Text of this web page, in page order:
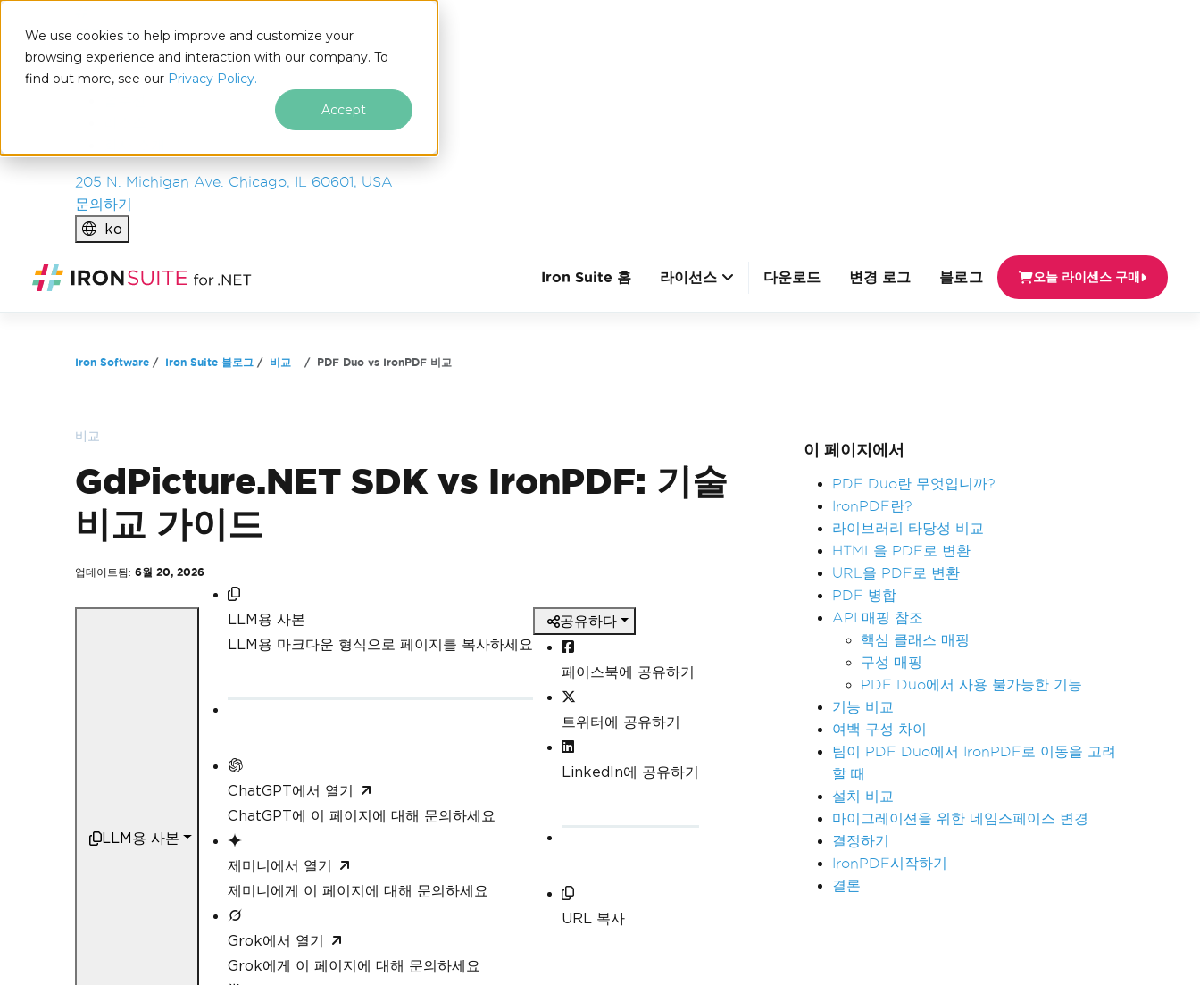
We use cookies to help improve and customize your
browsing experience and interaction with our company. To
find out more, see our Privacy Policy.
Accept
IRONSOFTWARE
제품
기업
205 N. Michigan Ave. Chicago, IL 60601, USA
문의하기
ko
Iron Suite 홈
라이선스 다운로드 변경 로그 블로그 오늘 라이센스 구매
Iron Software Iron Suite 블로그 비교 PDF Duo vs IronPDF 비교
비교
GdPicture.NET SDK vs IronPDF: 기술
비교 가이드
업데이트됨: 6월 20, 2026
LLM용 사본
LLM용 사본
LLM용 마크다운 형식으로 페이지를 복사하세요
ChatGPT에서 열기
ChatGPT에 이 페이지에 대해 문의하세요
제미니에서 열기
제미니에게 이 페이지에 대해 문의하세요
Grok에서 열기
Grok에게 이 페이지에 대해 문의하세요
공유하다
페이스북에 공유하기
트위터에 공유하기
LinkedIn에 공유하기
URL 복사
이 페이지에서
PDF Duo란 무엇입니까?
IronPDF란?
라이브러리 타당성 비교
HTML을 PDF로 변환
URL을 PDF로 변환
PDF 병합
API 매핑 참조
핵심 클래스 매핑
구성 매핑
PDF Duo에서 사용 불가능한 기능
기능 비교
여백 구성 차이
팀이 PDF Duo에서 IronPDF로 이동을 고려
할 때
설치 비교
마이그레이션을 위한 네임스페이스 변경
결정하기
IronPDF시작하기
결론